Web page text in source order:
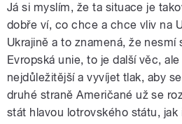
Já si myslím, že ta situace je
dobře ví, co chce a chce vliv na
Ukrajině a to znamená, že nesmí
Evropská unie, to je další věc,
nejdůležitější a vyvíjet tlak, aby
druhé straně Američané už se
stát hlavou lotrovského státu, jak